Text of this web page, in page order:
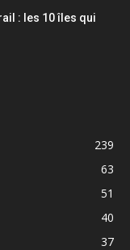
: les 10 îles qui
239
63
51
40
37